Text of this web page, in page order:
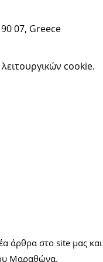
07, Greece
cookie.
άρθρα στο site μας και
Μαραθώνα.